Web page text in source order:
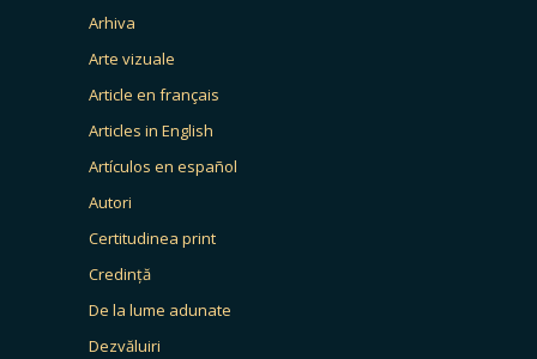
Arhiva
Arte vizuale
Article en français
Articles in English
Artículos en español
Autori
Certitudinea print
Credință
De la lume adunate
Dezvăluiri